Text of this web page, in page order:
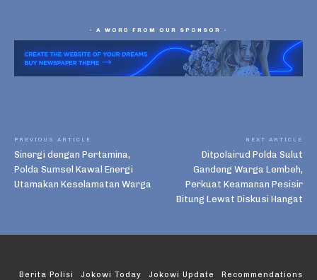
- A WORD FROM OUR SPONSOR -
PREVIOUS ARTICLE
Sinergi dengan Pertamina,
Polda Sumsel Kawal Energi
Utamakan Keselamatan Warga
NEXT ARTICLE
Ditpolairud Polda Sulut
Gandeng Warga Lembeh,
Perkuat Keamanan Pesisir
Bitung Lewat Diskusi Hangat
Berita Polisi Jokowi Today Jokowi Update Recommendations